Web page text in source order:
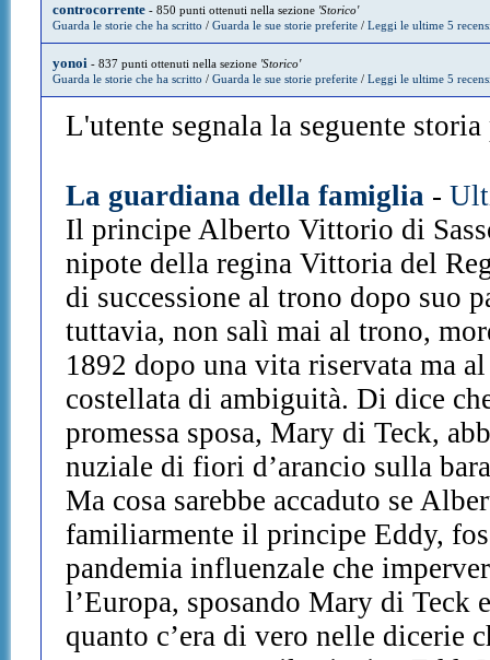
controcorrente- 850 punti ottenuti nella sezione 'Storico'
Guarda le storie che ha scritto / Guarda le sue storie preferite/ Leggi le ultime 5
yonoi - 837 punti ottenuti nella sezione 'Storico'
Guarda le storie che ha scritto / Guarda le sue storie preferite/ Leggi le ultime 5
L'utente segnala la seguente
La guardiana della famiglia -
Il principe Alberto Vittorio di
nipote della regina Vittoria del
di successione al trono dopo suo
tuttavia, non salì mai al trono,
1892 dopo una vita riservata ma
costellata di ambiguità. Di dice
promessa sposa, Mary di Teck,
nuziale di fiori d’arancio sulla
Ma cosa sarebbe accaduto se
familiarmente il principe Eddy,
pandemia influenzale che
l’Europa, sposando Mary di Teck
quanto c’era di vero nelle dicerie